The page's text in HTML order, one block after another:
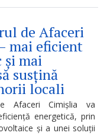
de Afaceri
mai eficient
și mai
susțină
locali
Afaceri Cimișlia va
energetică, prin
și a unei soluții